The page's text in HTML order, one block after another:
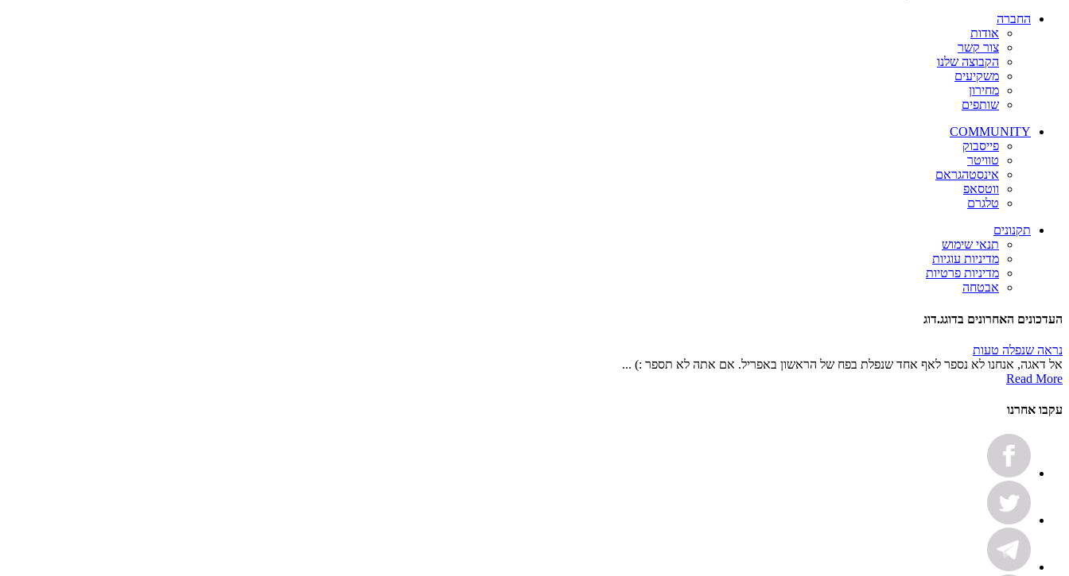
החברה
אודות
צור קשר
הקבוצה שלנו
משקיעים
מחירון
שותפים
COMMUNITY
פייסבוק
טוויטר
אינסטהגראם
ווטסאפ
טלגרם
תקנונים
תנאי שימוש
מדיניות עוגיות
מדיניות פרטיות
אבטחה
העדכונים האחרונים בדוגג.דוג
נראה שנפלה טעות
אל דאגה, אנחנו לא נספר לאף אחד שנפלת בפח של הראשון באפריל. אם אתה לא תספר :) ...
Read More
עקבו אחרנו